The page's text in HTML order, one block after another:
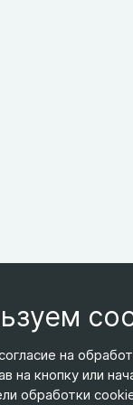
ТЕЛЕФОН
+7 495 266-65-67
на
на кнопку или
обработки